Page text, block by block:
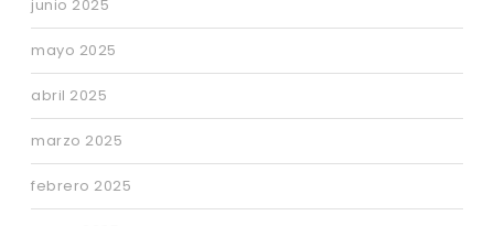
junio 2025
mayo 2025
abril 2025
marzo 2025
febrero 2025